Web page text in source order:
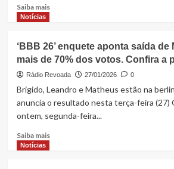
como
se
no
carnaval
Saiba maisRead
Júnior
defende
protagonismo
e
apoia
de
Iracema
Notícias
‘BBB 26’ enquete aponta saída de
mais de 70% dos votos. Confira a
Rádio Revoada 27/01/2026 0
Brigido, Leandro e Matheus estão na
anuncia o resultado nesta terça-feira (27)
ontem, segunda-feira...
Saiba maisRead
Notícias